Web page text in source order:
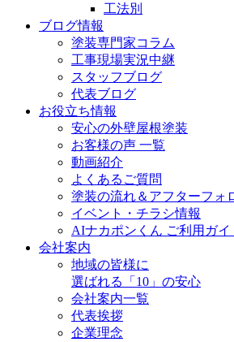
工法別
ブログ情報
塗装専門家コラム
工事現場実況中継
スタッフブログ
代表ブログ
お役立ち情報
安心の外壁屋根塗装
お客様の声 一覧
動画紹介
よくあるご質問
塗装の流れ＆アフターフォ
イベント・チラシ情報
AIナカポンくん ご利用ガイ
会社案内
地域の皆様に
選ばれる「10」の安心
会社案内一覧
代表挨拶
企業理念